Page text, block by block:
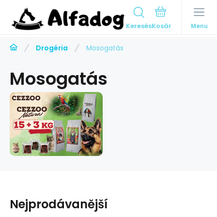
Keresés Menu
Drogéria Mosogatás
Mosogatás
Nejprodávanější